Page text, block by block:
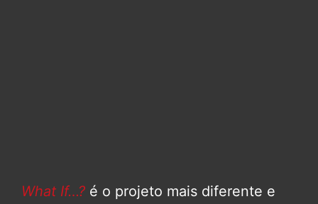
What If…? é o projeto mais diferente e